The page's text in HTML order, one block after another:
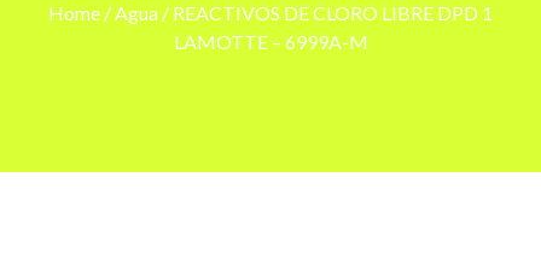
Home /Agua / REACTIVOS DE CLORO LIBRE DPD 1
LAMOTTE – 6999A-M